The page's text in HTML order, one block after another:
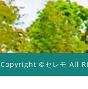
Copyright ©セレモ All